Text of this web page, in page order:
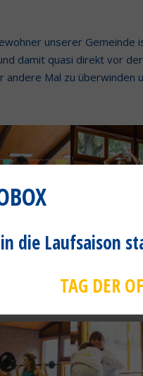
unserer Gemeinde
damit quasi direkt vor
andere Mal zu überwinden
die Laufsaison
TAG DER